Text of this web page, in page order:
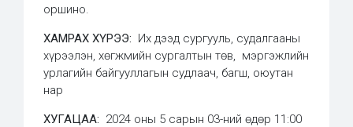
оршино.
ХАМРАХ ХҮРЭЭ: Их дээд сургууль, судалгааны
хүрээлэн, хөгжмийн сургалтын төв, мэргэжлийн
урлагийн байгууллагын судлаач, багш, оюутан
нар
ХУГАЦАА: 2024 оны 5 сарын 03-ний өдөр 11:00